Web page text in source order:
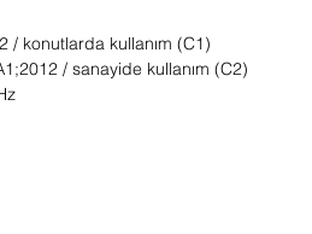
/ konutlarda kullanım (C1)
/ sanayide kullanım (C2)